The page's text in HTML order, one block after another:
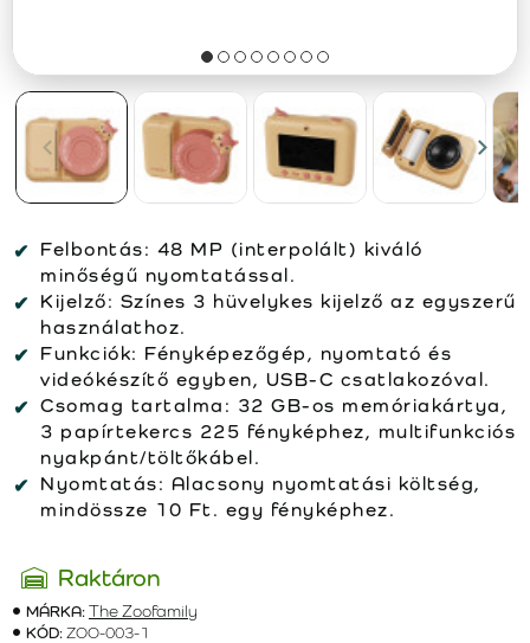
Felbontás: 48 MP (interpolált) kiváló
minőségű nyomtatással.
Kijelző: Színes 3 hüvelykes kijelző az egyszerű
használathoz.
Funkciók: Fényképezőgép, nyomtató és
videókészítő egyben, USB-C csatlakozóval.
Csomag tartalma: 32 GB-os memóriakártya,
3 papírtekercs 225 fényképhez, multifunkciós
nyakpánt/töltőkábel.
Nyomtatás: Alacsony nyomtatási költség,
mindössze 10 Ft. egy fényképhez.
Raktáron
MÁRKA:The Zoofamily
KÓD:ZOO-003-1